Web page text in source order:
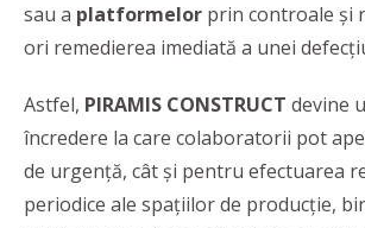
sau a platformelor prin controale și
ori remedierea imediată a unei
Astfel, PIRAMIS CONSTRUCT devine
încredere la care colaboratorii pot
de urgență, cât și pentru efectuarea
periodice ale spațiilor de producție,